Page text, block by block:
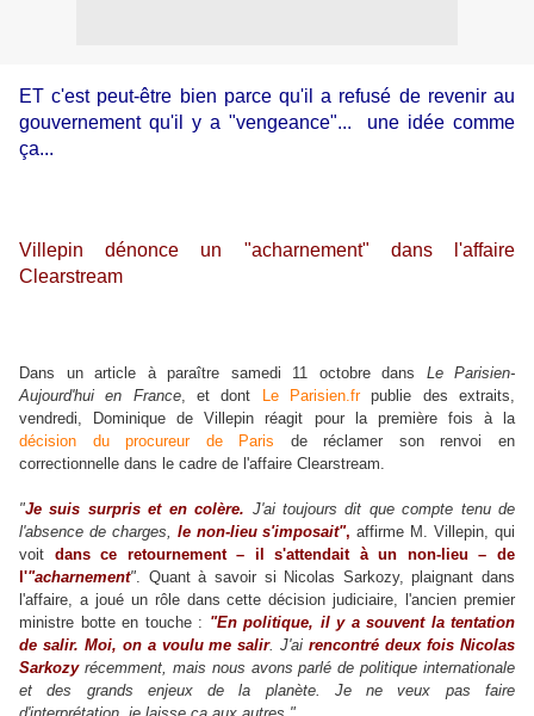
ET c'est peut-être bien parce qu'il a refusé de revenir au
gouvernement qu'il y a "vengeance"... une idée comme
ça...
Villepin dénonce un "acharnement" dans l'affaire
Clearstream
Dans un article à paraître samedi 11 octobre dans Le Parisien-
Aujourd'hui en France, et dont Le Parisien.fr
publie des extraits,
vendredi, Dominique de Villepin réagit pour la première fois à la
décision du procureur de Paris
de réclamer son renvoi en
correctionnelle dans le cadre de l'affaire Clearstream.
"Je suis surpris et en colère. J'ai toujours dit que compte tenu de
l'absence de charges, le non-lieu s'imposait", affirme M. Villepin, qui
voit dans ce retournement – il s'attendait à un non-lieu – de
l'"acharnement". Quant à savoir si Nicolas Sarkozy, plaignant dans
l'affaire, a joué un rôle dans cette décision judiciaire, l'ancien premier
ministre botte en touche : "En politique, il y a souvent la tentation
de salir. Moi, on a voulu me salir. J'airencontré deux fois Nicolas
Sarkozyrécemment, mais nous avons parlé de politique internationale
et des grands enjeux de la planète. Je ne veux pas faire